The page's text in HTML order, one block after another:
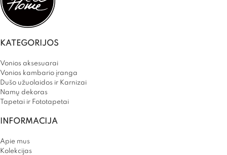
KATEGORIJOS
Vonios aksesuarai
Vonios kambario įranga
Dušo užuolaidos ir Karnizai
Namų dekoras
Tapetai ir Fototapetai
INFORMACIJA
Apie mus
Kolekcijas